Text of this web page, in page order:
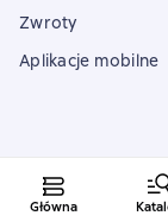
Główna
Zwroty
Aplikacje mobilne